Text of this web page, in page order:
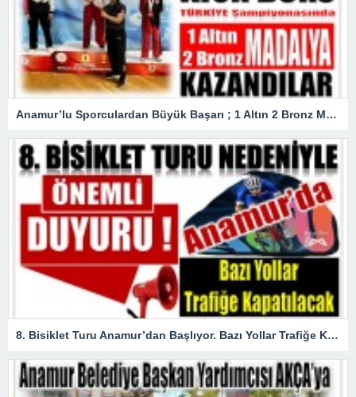
Anamur’lu Sporculardan Büyük Başarı ; 1 Altın 2 Bronz Madalya Kazandılar
8. Bisiklet Turu Anamur’dan Başlıyor. Bazı Yollar Trafiğe Kapatılacak